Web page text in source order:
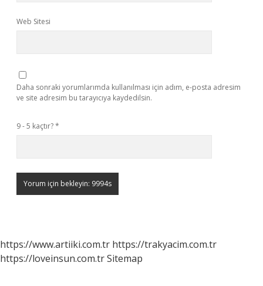
Web Sitesi
Daha sonraki yorumlarımda kullanılması için adım, e-posta adresim
ve site adresim bu tarayıcıya kaydedilsin.
9 - 5 kaçtır?*
https://www.artiiki.com.tr https://trakyacim.com.tr
https://loveinsun.com.trSitemap